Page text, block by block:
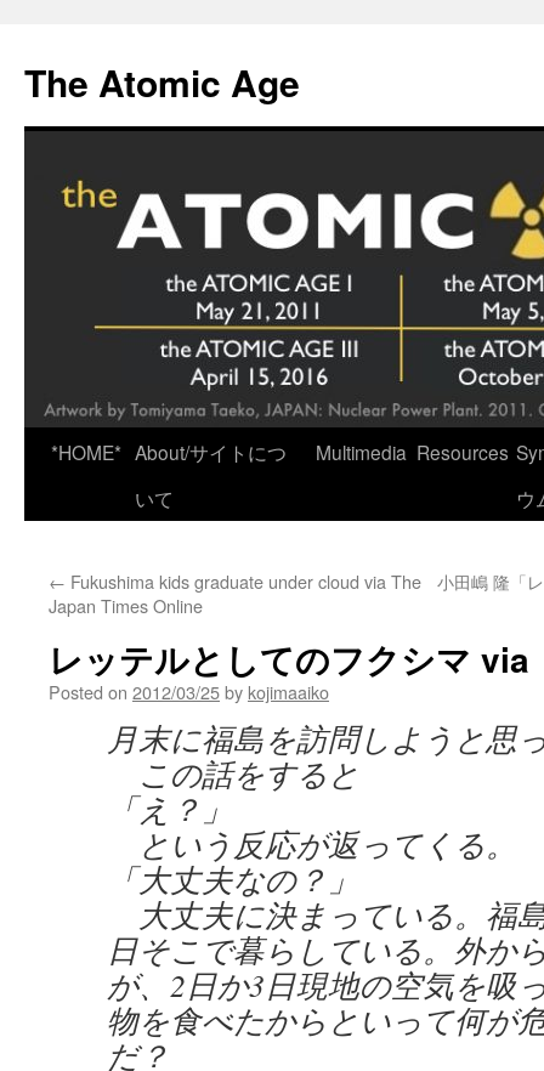
content
The Atomic Age
*HOME* About/サイトにつ
いて
Multimedia Resources
ウ
← Fukushima kids graduate under cloud via The
Japan Times Online
小田嶋 隆「
レッテルとしてのフクシマ via
Posted on 2012/03/25by kojimaaiko
月末に福島を訪問しようと思
この話をすると
「え？」
という反応が返ってくる。
「大丈夫なの？」
大丈夫に決まっている。福
日そこで暮らしている。外か
が、2日か3日現地の空気を吸
物を食べたからといって何が
だ？